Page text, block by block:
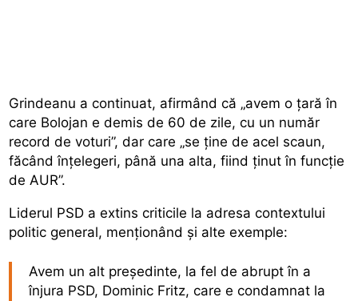
Grindeanu a continuat, afirmând că „avem o țară în
care Bolojan e demis de 60 de zile, cu un număr
record de voturi”, dar care „se ține de acel scaun,
făcând înțelegeri, până una alta, fiind ținut în funcție
de AUR”.
Liderul PSD a extins criticile la adresa contextului
politic general, menționând și alte exemple:
Avem un alt președinte, la fel de abrupt în a
înjura PSD, Dominic Fritz, care e condamnat la